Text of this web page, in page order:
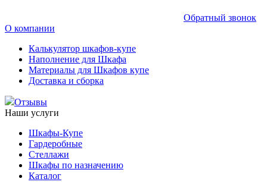
Обратный звонок
О компании
Калькулятор шкафов-купе
Наполнение для Шкафа
Материалы для Шкафов купе
Доставка и сборка
Отзывы
Наши услуги
Шкафы-Купе
Гардеробные
Стеллажи
Шкафы по назначению
Каталог